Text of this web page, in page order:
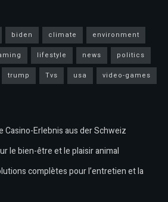
biden climate
environment
lifestyle news
politics
trump Tvs usa video-games
Casino-Erlebnis aus der Schweiz
le bien-être et le plaisir animal
complètes pour l’entretien et la